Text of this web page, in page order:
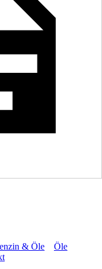
& Öle
Öle